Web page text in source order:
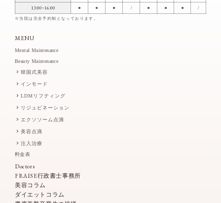
13:00~16:00 ● ● ● / ● ● ● /
※当院は完全予約制となっております。
MENU
Mental Maintenance
Beauty Maintenance
韓国式美容
インモード
LDMリフティング
リジュビネーション
エクソソーム点滴
美容点滴
注入治療
料金表
Doctors
FRAISE行政書士事務所
美容コラム
ダイエットコラム